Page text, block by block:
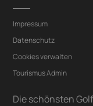
Impressum
Datenschutz
Cookies verwalten
Tourismus Admin
Die schönsten